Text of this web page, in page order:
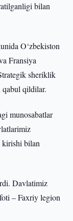
bilan
O‘zbekiston
Fransiya
sheriklik
qabul qildilar.
munosabatlar
kirishi bilan
Davlatimiz
– Faxriy legion